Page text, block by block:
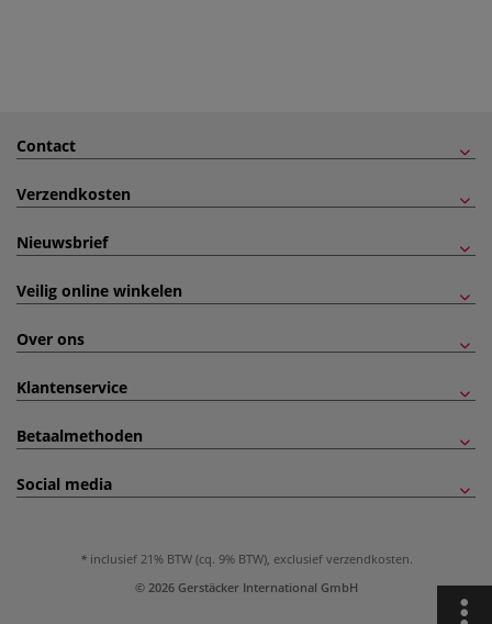
Contact
Verzendkosten
Nieuwsbrief
Veilig online winkelen
Over ons
Klantenservice
Betaalmethoden
Social media
inclusief 21% BTW (cq. 9% BTW), exclusief verzendkosten.
© 2026 Gerstäcker International GmbH